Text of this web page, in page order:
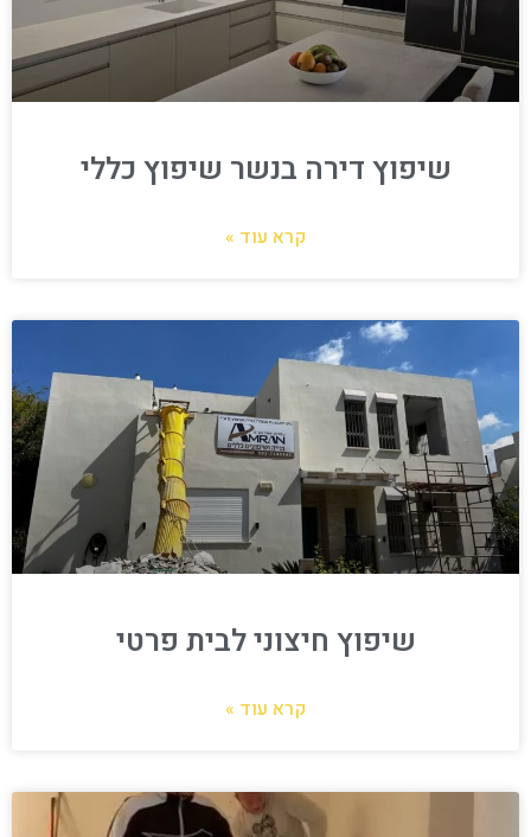
שיפוץ דירה בנשר שיפוץ כללי
קרא עוד »
שיפוץ חיצוני לבית פרטי
קרא עוד »